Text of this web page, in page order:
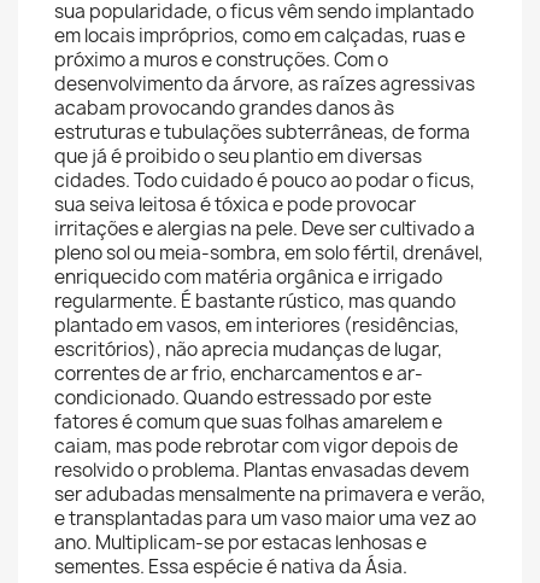
sua popularidade, o ficus vêm sendo implantado
em locais impróprios, como em calçadas, ruas e
próximo a muros e construções. Com o
desenvolvimento da árvore, as raízes agressivas
acabam provocando grandes danos às
estruturas e tubulações subterrâneas, de forma
que já é proibido o seu plantio em diversas
cidades. Todo cuidado é pouco ao podar o ficus,
sua seiva leitosa é tóxica e pode provocar
irritações e alergias na pele. Deve ser cultivado a
pleno sol ou meia-sombra, em solo fértil, drenável,
enriquecido com matéria orgânica e irrigado
regularmente. É bastante rústico, mas quando
plantado em vasos, em interiores (residências,
escritórios), não aprecia mudanças de lugar,
correntes de ar frio, encharcamentos e ar-
condicionado. Quando estressado por este
fatores é comum que suas folhas amarelem e
caiam, mas pode rebrotar com vigor depois de
resolvido o problema. Plantas envasadas devem
ser adubadas mensalmente na primavera e verão,
e transplantadas para um vaso maior uma vez ao
ano. Multiplicam-se por estacas lenhosas e
sementes. Essa espécie é nativa da Ásia.